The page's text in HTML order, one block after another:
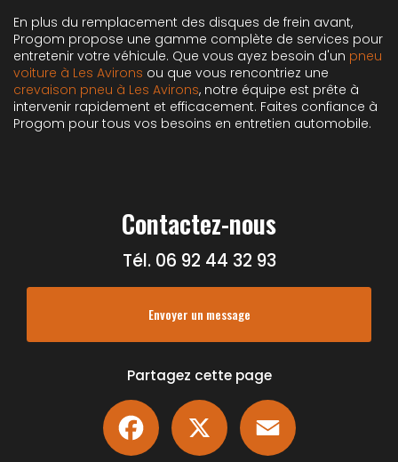
En plus du remplacement des disques de frein avant,
Progom propose une gamme complète de services pour
entretenir votre véhicule. Que vous ayez besoin d'un pneu
voiture à Les Avirons ou que vous rencontriez une
crevaison pneu à Les Avirons, notre équipe est prête à
intervenir rapidement et efficacement. Faites confiance à
Progom pour tous vos besoins en entretien automobile.
Contactez-nous
Tél. 06 92 44 32 93
Envoyer un message
Partagez cette page
Facebook